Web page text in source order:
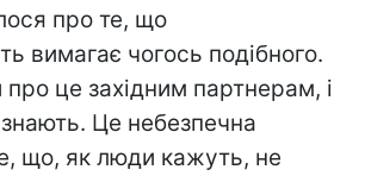
про те, що
вимагає чогось подібного.
це західним партнерам, і
Це небезпечна
що, як люди кажуть, не